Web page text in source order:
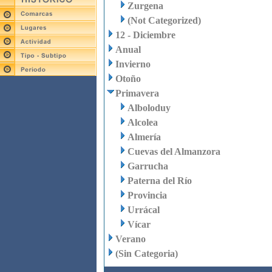
Zurgena
(Not Categorized)
12 - Diciembre
Anual
Invierno
Otoño
Primavera
Alboloduy
Alcolea
Almería
Cuevas del Almanzora
Garrucha
Paterna del Río
Provincia
Urrácal
Vícar
Verano
(Sin Categoria)